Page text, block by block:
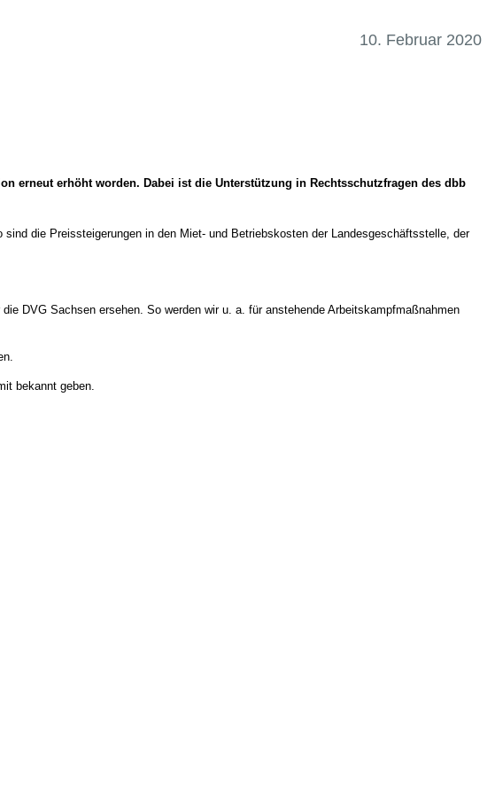
10. Februar 2020
erneut erhöht worden. Dabei ist die Unterstützung in Rechtsschutzfragen des dbb
die Preissteigerungen in den Miet- und Betriebskosten der Landesgeschäftsstelle, der
DVG Sachsen ersehen. So werden wir u. a. für anstehende Arbeitskampfmaßnahmen
bekannt geben.